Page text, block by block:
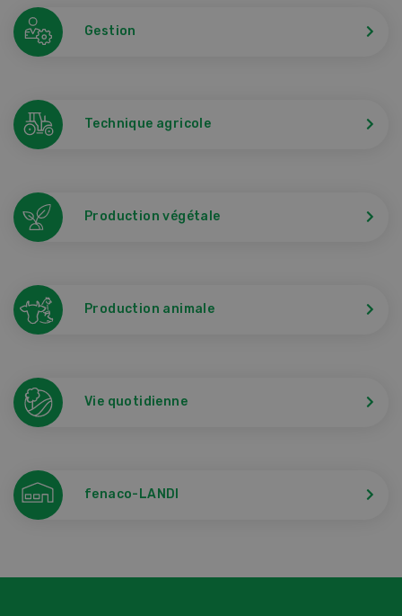
Gestion
Technique agricole
Production végétale
Production animale
Vie quotidienne
fenaco-LANDI